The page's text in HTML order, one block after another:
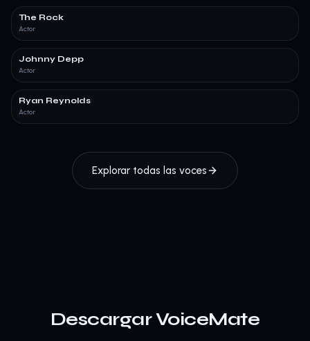
The Rock
Actor
Johnny Depp
Actor
Ryan Reynolds
Actor
Explorar todas las voces
Descargar VoiceMate